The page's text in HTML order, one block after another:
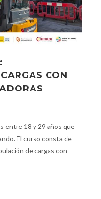
CON
entre 18 y 29 años que
El curso consta de
de cargas con